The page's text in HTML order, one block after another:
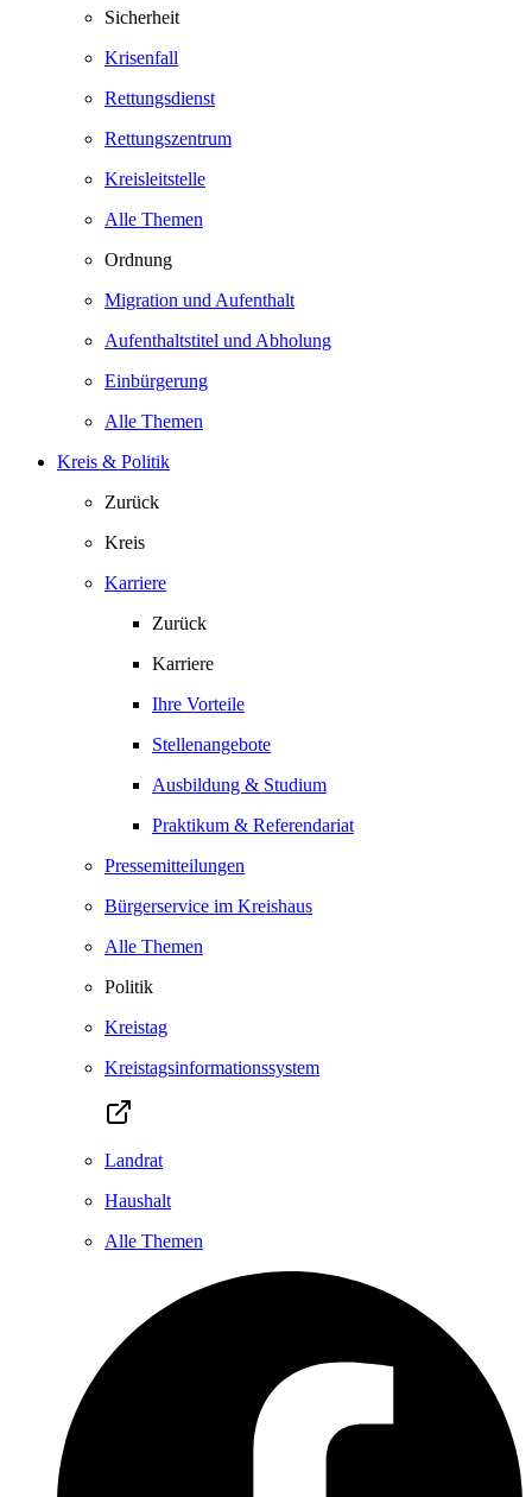
Sicherheit
Krisenfall
Rettungsdienst
Rettungszentrum
Kreisleitstelle
Alle Themen
Ordnung
Migration und Aufenthalt
Aufenthaltstitel und Abholung
Einbürgerung
Alle Themen
Kreis & Politik
Zurück
Kreis
Karriere
Zurück
Karriere
Ihre Vorteile
Stellenangebote
Ausbildung & Studium
Praktikum & Referendariat
Pressemitteilungen
Bürgerservice im Kreishaus
Alle Themen
Politik
Kreistag
Kreistagsinformationssystem
Landrat
Haushalt
Alle Themen